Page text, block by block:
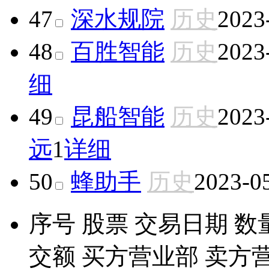
47
深水规院 历史
48
百胜智能 历史
细
49
昆船智能 历史
远1详细
50
蜂助手 历史2023-
序号 股票 交易日期 数
交额 买方营业部 卖方